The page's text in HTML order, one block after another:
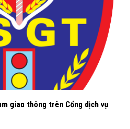
giao thông trên Cổng dịch vụ